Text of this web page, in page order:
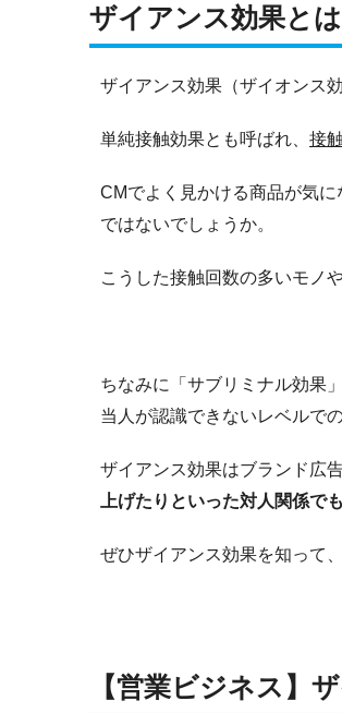
ザイアンス効果と
ザイアンス効果（ザイオンス
単純接触効果とも呼ばれ、 接
CMでよく見かける商品が気
ではないでしょうか。
こうした接触回数の多いモノ
ちなみに「サブリミナル効果
当人が認識できないレベルで
ザイアンス効果はブランド広
上げたりといった対人関係で
ぜひザイアンス効果を知って
【営業ビジネス】